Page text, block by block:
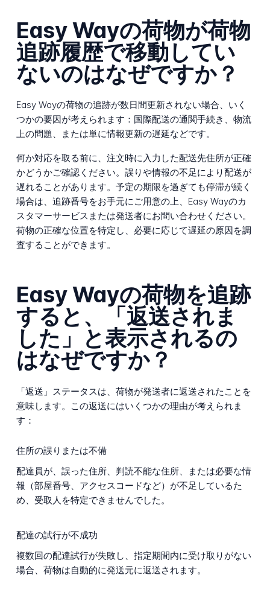
Easy Wayの荷物が荷物
追跡履歴で移動してい
ないのはなぜですか？
Easy Wayの荷物の追跡が数日間更新されない場合、いく
つかの要因が考えられます：国際配送の通関手続き、物流
上の問題、または単に情報更新の遅延などです。
何か対応を取る前に、注文時に入力した配送先住所が正確
かどうかご確認ください。誤りや情報の不足により配送が
遅れることがあります。予定の期限を過ぎても停滞が続く
場合は、追跡番号をお手元にご用意の上、Easy Wayのカ
スタマーサービスまたは発送者にお問い合わせください。
荷物の正確な位置を特定し、必要に応じて遅延の原因を調
査することができます。
Easy Wayの荷物を追跡
すると、「返送されま
した」と表示されるの
はなぜですか？
「返送」ステータスは、荷物が発送者に返送されたことを
意味します。この返送にはいくつかの理由が考えられま
す：
住所の誤りまたは不備
配達員が、誤った住所、判読不能な住所、または必要な情
報（部屋番号、アクセスコードなど）が不足しているた
め、受取人を特定できませんでした。
配達の試行が不成功
複数回の配達試行が失敗し、指定期間内に受け取りがない
場合、荷物は自動的に発送元に返送されます。